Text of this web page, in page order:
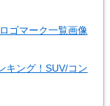
ゴマーク一覧画像
キング！SUV/コン